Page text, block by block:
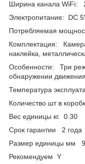
Ширина канала WiFi:
Электропитание: DC
Потребляемая
Комплектация:
наклейка,
Особенности: Три
обнаружении движения
Температура
Количество шт в
Вес единицы кг. 0.30
Срок гарантии 2 года
Размер единицы мм
Рекомендуем Y